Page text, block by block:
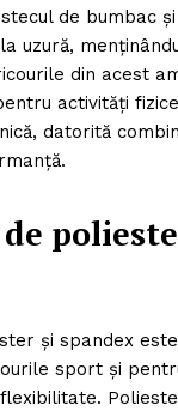
de bumbac
uzură,
din acest
activități
datorită
și spandex
sport și